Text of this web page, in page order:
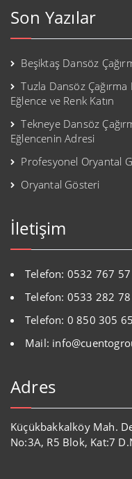
Son Yazılar
Beşiktaş Dansöz
Tuzla Dansöz Çağırma
Eğlence ve Renk Katın
Tekneye Dansöz
Eğlencenin Adresi
Profesyonel Oryantal
Oryantal Gösteri
İletişim
Telefon: 0532 767
Telefon: 0533 282
Telefon: 0 850 305
Mail:
Adres
Küçükbakkalköy Mah.
No:3A, R5 Blok, Kat:7